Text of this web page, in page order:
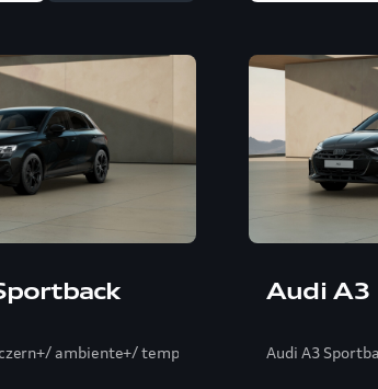
ambiente+/ tempomat/ elektryka fotel
Audi A3
Audi A3